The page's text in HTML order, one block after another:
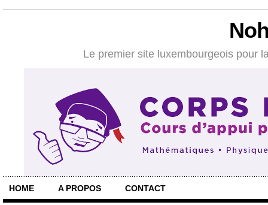
Le premier site luxembourgeois pour
HOME A PROPOS CONTACT